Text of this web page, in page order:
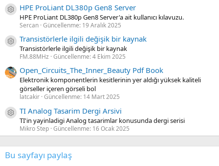
Kaynak ikon/amblem
HPE ProLiant DL380p Gen8 Server
HPE ProLiant DL380p Gen8 Server'a ait kullanıcı kılavuzu.
Sercan Güncellenme: 19 Aralık 2025
Kaynak ikon/amblem
Transistörlerle ilgili değişik bir kaynak
Transistörlerle ilgili değişik bir kaynak
FM.88MHz Güncellenme:4 Ekim 2025
Open_Circuits_The_Inner_Beauty Pdf Book
Elektronik komponentlerin kesitlerinin yer aldığı yüksek kaliteli
görseller içeren görseli bol
latcakir Güncellenme: 14 Mart 2025
Kaynak ikon/amblem
TI Analog Tasarim Dergi Arsivi
TI'in yayinladigi Analog tasarimlar konusunda dergi serisi
Mikro Step Güncellenme: 16 Ocak 2025
Bu sayfayı paylaş